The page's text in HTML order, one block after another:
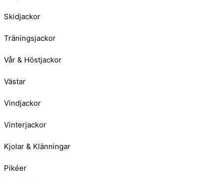
Skidjackor
Träningsjackor
Vår & Höstjackor
Västar
Vindjackor
Vinterjackor
Kjolar & Klänningar
Pikéer